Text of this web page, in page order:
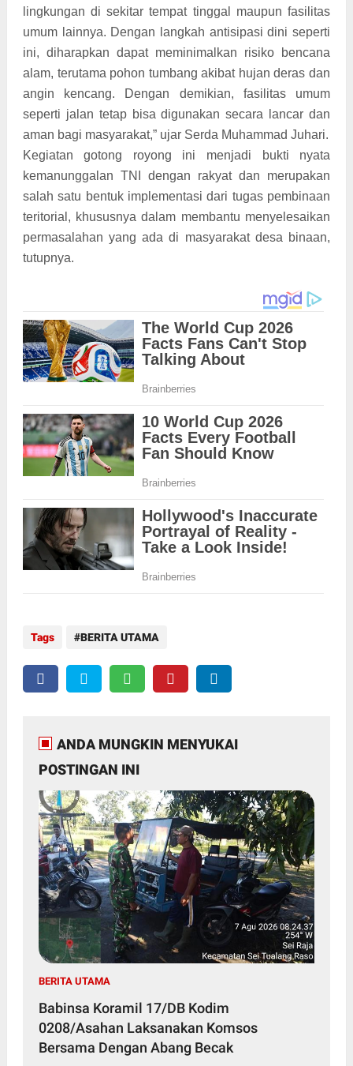
lingkungan di sekitar tempat tinggal maupun fasilitas
umum lainnya. Dengan langkah antisipasi dini seperti
ini, diharapkan dapat meminimalkan risiko bencana
alam, terutama pohon tumbang akibat hujan deras dan
angin kencang. Dengan demikian, fasilitas umum
seperti jalan tetap bisa digunakan secara lancar dan
aman bagi masyarakat,” ujar Serda Muhammad Juhari.
Kegiatan gotong royong ini menjadi bukti nyata
kemanunggalan TNI dengan rakyat dan merupakan
salah satu bentuk implementasi dari tugas pembinaan
teritorial, khususnya dalam membantu menyelesaikan
permasalahan yang ada di masyarakat desa binaan,
tutupnya.
Tags BERITA UTAMA
ANDA MUNGKIN MENYUKAI
POSTINGAN INI
BERITA UTAMA
Babinsa Koramil 17/DB Kodim
0208/Asahan Laksanakan Komsos
Bersama Dengan Abang Becak